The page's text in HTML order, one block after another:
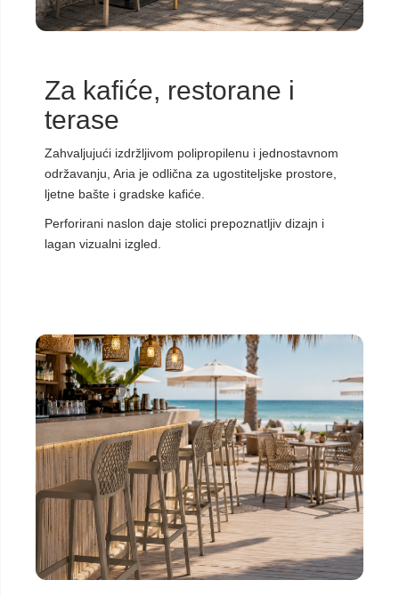
Za kafiće, restorane i
terase
Zahvaljujući izdržljivom polipropilenu i jednostavnom
održavanju, Aria je odlična za ugostiteljske prostore,
ljetne bašte i gradske kafiće.
Perforirani naslon daje stolici prepoznatljiv dizajn i
lagan vizualni izgled.